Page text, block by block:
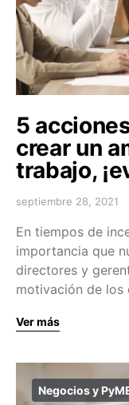
5
crear un
trabajo,
septiembre 28, 2021
En tiempos de
importancia que
directores y
motivación de los
Ver más
Negocios y